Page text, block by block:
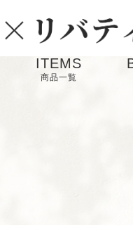
ITEMS
商品一覧